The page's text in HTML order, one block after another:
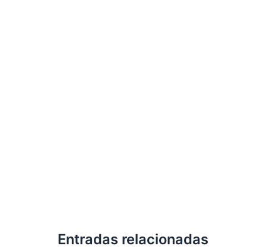
Entradas relacionadas